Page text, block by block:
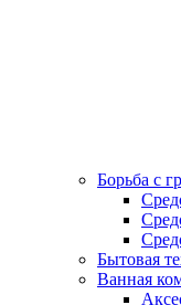
Борьба с
Бытовая
Ванная